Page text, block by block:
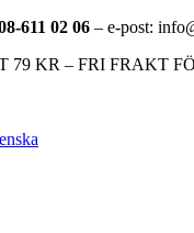
611 02 06 – e-post:
79 KR – FRI FRAKT